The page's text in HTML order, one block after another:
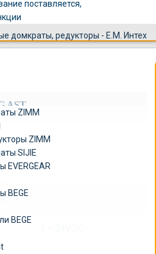
поставляется,
ZIMM
ZIMM
SIJIE
EVERGEAR
BEGE
BEGE
AST